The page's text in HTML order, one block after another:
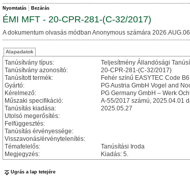
Nyomtatás Bezárás
ÉMI MFT - 20-CPR-281-(C-32/2017)
A dokumentum olvasás módban Anonymous számára
Alapadatok
Tanúsítvány típus:
Teljesítmény Állandósági
Tanúsítvány azonosító:
20-CPR-281-(C-32/2017)
Tanúsított termék:
Fehér színű EASYTEC Code
Gyártó:
PG Austria GmbH Vogel and
Kérelmező:
PG Germany GmbH – Werk
Műszaki specifikáció:
A-55/2017 számú, 2025.04.01
Tanúsítás kiadása:
2025.05.27
Utolsó megerősítés:
Felfüggesztés:
Tanúsítás érvényessége:
Visszavonás/érvénytelenítés:
Témafelelős:
Tanúsítási Iroda
Megjegyzés:
Kiadás: 5.
Ugrás a lap tetejére